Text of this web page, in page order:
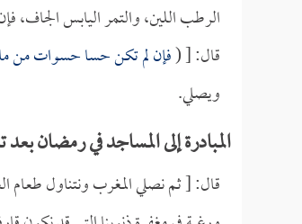
الرطب اللين، والتمر اليابس الجاف،
قال: [ (فإن لم تكن حسا حسوات من
ويصلي.
المبادرة إلى المساجد في رمضان
قال: [ ثم نصلي المغرب ونتناول طعام